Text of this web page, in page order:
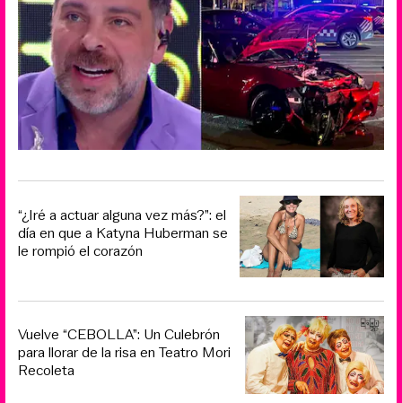
“¿Iré a actuar alguna vez más?”: el
día en que a Katyna Huberman se
le rompió el corazón
Vuelve “CEBOLLA”: Un Culebrón
para llorar de la risa en Teatro Mori
Recoleta